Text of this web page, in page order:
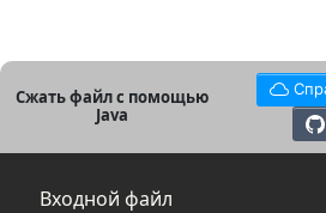
Сжать файл с помощью
Java
Входной файл